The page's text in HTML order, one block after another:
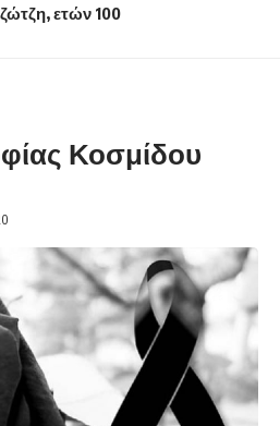
ετών 100
Κοσμίδου